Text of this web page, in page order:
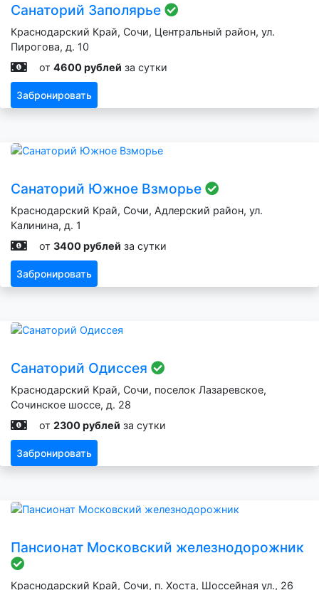
Санаторий Заполярье
Краснодарский Край, Сочи, Центральный район, ул.
Пирогова, д. 10
от 4600 рублей за сутки
Забронировать
Санаторий Южное Взморье
Краснодарский Край, Сочи, Адлерский район, ул.
Калинина, д. 1
от 3400 рублей за сутки
Забронировать
Санаторий Одиссея
Краснодарский Край, Сочи, поселок Лазаревское,
Сочинское шоссе, д. 28
от 2300 рублей за сутки
Забронировать
Пансионат Московский железнодорожник
Краснодарский Край, Сочи, п. Хоста, Шоссейная ул., 26